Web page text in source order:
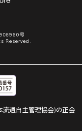
号
通自主管理協会)の正会